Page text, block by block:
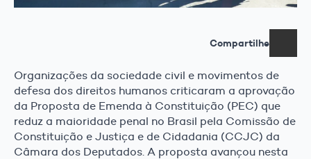
Compartilhe
Organizações da sociedade civil e movimentos de
defesa dos direitos humanos criticaram a aprovação
da Proposta de Emenda à Constituição (PEC) que
reduz a maioridade penal no Brasil pela Comissão de
Constituição e Justiça e de Cidadania (CCJC) da
Câmara dos Deputados. A proposta avançou nesta